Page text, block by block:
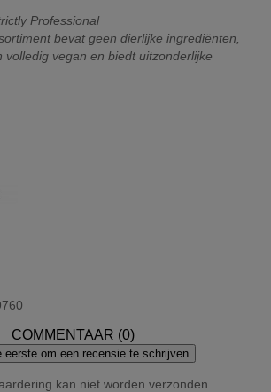
Professional
bevat geen dierlijke ingrediënten,
volledig vegan en biedt uitzonderlijke
COMMENTAAR (0)
eerste om een recensie te schrijven
kan niet worden verzonden